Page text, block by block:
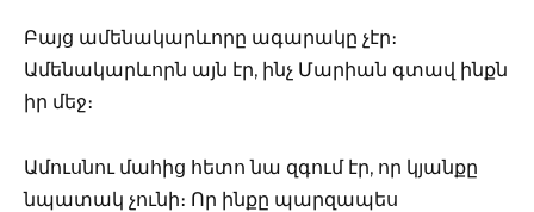
Բայց ամենակարևորը ագարակը չէր։
Ամենակարևորն այն էր, ինչ Մարիան գտավ ինքն
իր մեջ։
Ամուսնու մահից հետո նա զգում էր, որ կյանքը
նպատակ չունի։ Որ ինքը պարզապես